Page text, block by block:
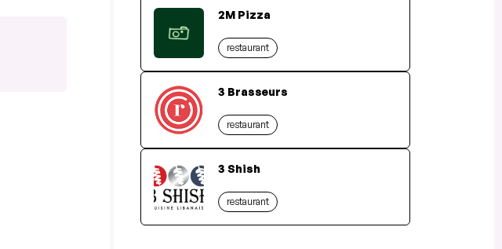
2M Pizza
restaurant
3 Brasseurs
restaurant
3 Shish
restaurant